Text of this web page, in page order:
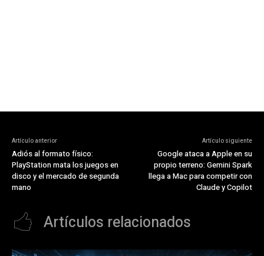
Artículo anterior
Adiós al formato físico:
PlayStation mata los juegos en
disco y el mercado de segunda
mano
Artículo siguiente
Google ataca a Apple en su
propio terreno: Gemini Spark
llega a Mac para competir con
Claude y Copilot
Artículos relacionados